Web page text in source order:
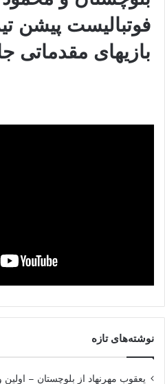
فوتبالیست پیشن
بازیهای مقدماتی
نوشته‌های تازه
یعقوب مهرنهاد از بلوچستان –